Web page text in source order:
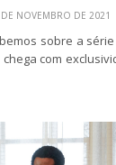
NOVEMBRO DE 2021
sobre a
chega com